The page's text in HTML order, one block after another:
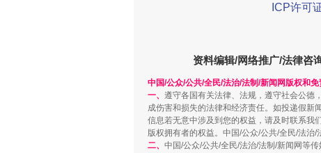
ICP许可
资料编辑/网络推广/法律咨
中国/公众/公共/全民/法治/法制/新闻网版权和免
一、 遵守各国有关法律、法规，遵守社会公德
成伤害和损失的法律和经济责任。如投递假新
信息若无意中涉及到您的权益，请及时联系我
版权拥有者的权益。中国/公众/公共/全民/法治/
二、 中国/公众/公共/全民/法治/法制/新闻网等